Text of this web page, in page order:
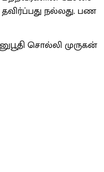
தவிர்ப்பது நல்லது. பண
சொல்லி முருகன்